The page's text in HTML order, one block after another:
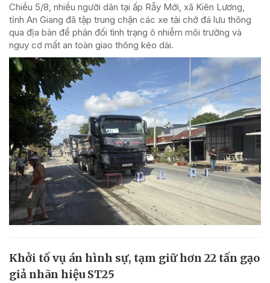
Chiều 5/8, nhiều người dân tại ấp Rẫy Mới, xã Kiên Lương,
tỉnh An Giang đã tập trung chặn các xe tải chở đá lưu thông
qua địa bàn để phản đối tình trạng ô nhiễm môi trường và
nguy cơ mất an toàn giao thông kéo dài.
Khởi tố vụ án hình sự, tạm giữ hơn 22 tấn gạo
giả nhãn hiệu ST25